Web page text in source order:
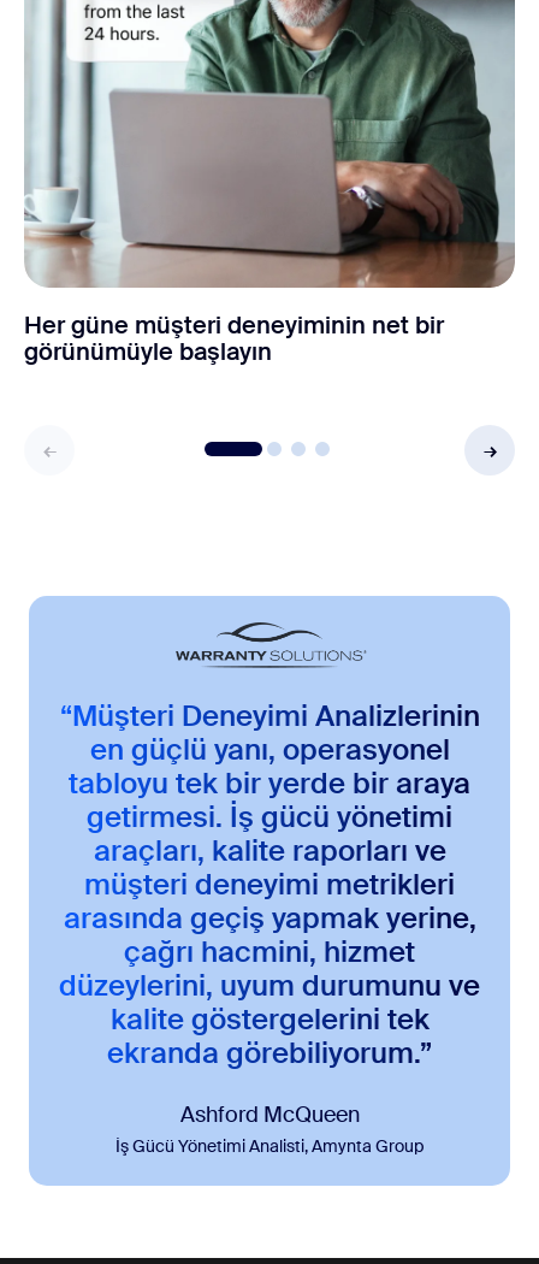
Her güne müşteri deneyiminin net bir
görünümüyle başlayın
“Müşteri Deneyimi Analizlerinin
en güçlü yanı, operasyonel
tabloyu tek bir yerde bir araya
getirmesi. İş gücü yönetimi
araçları, kalite raporları ve
müşteri deneyimi metrikleri
arasında geçiş yapmak yerine,
çağrı hacmini, hizmet
düzeylerini, uyum durumunu ve
kalite göstergelerini tek
ekranda görebiliyorum.”
Ashford McQueen
İş Gücü Yönetimi Analisti, Amynta Group